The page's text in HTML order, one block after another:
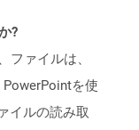
?
ファイルは、
を使
イルの読み取